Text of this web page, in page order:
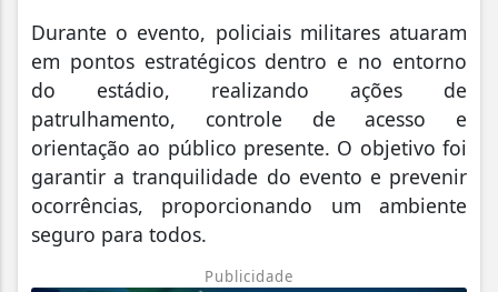
Durante o evento, policiais militares atuaram
em pontos estratégicos dentro e no entorno
do estádio, realizando ações de
patrulhamento, controle de acesso e
orientação ao público presente. O objetivo foi
garantir a tranquilidade do evento e prevenir
ocorrências, proporcionando um ambiente
seguro para todos.
Publicidade